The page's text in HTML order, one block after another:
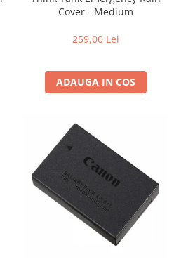
Cover - Medium
259,00 Lei
ADAUGA IN COS